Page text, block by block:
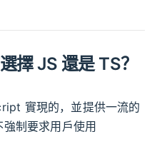
擇 JS 還是 TS？
實現的，並提供一流的
制要求用戶使用